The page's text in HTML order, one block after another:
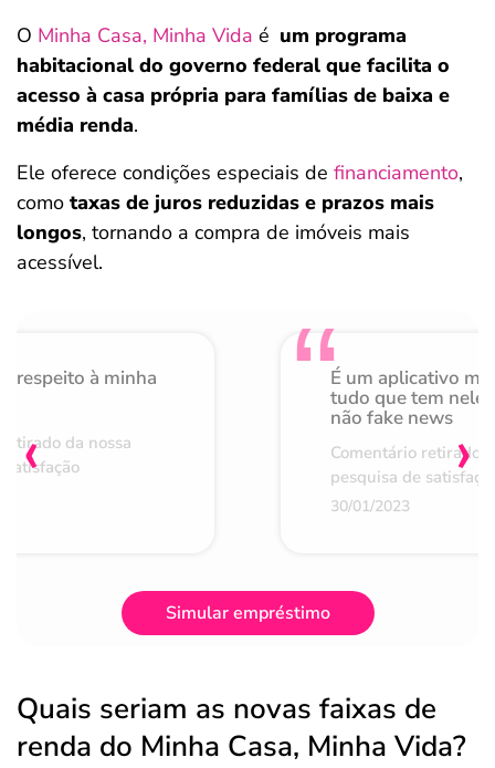
O Minha Casa, Minha Vida é um programa
habitacional do governo federal que facilita o
acesso à casa própria para famílias de baixa e
média renda.
Ele oferece condições especiais de financiamento,
como taxas de juros reduzidas e prazos mais
longos, tornando a compra de imóveis mais
acessível.
respeito à minha
da nossa
É um aplicativo
tudo que tem nele
não fake news
Comentário retirado
pesquisa de
30/01/2023
‹ ›
Simular empréstimo
Quais seriam as novas faixas de
renda do Minha Casa, Minha Vida?